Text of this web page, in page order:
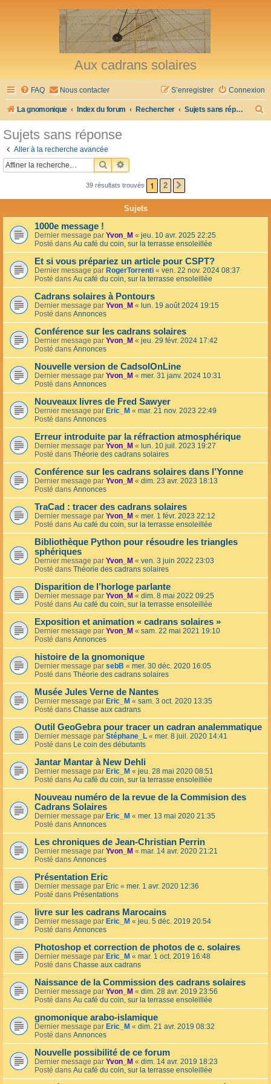
Aux cadrans solaires
FAQ Nous contacter Connexion
S’enregistrer
La gnomonique Index du forum Rechercher Sujets sans réponse
h
r
Sujets sans réponse
Aller à la recherche avancée
RECHERCHER
RECHERCHE AVANCÉE
39 résultats trouvés 1 2
Sujets
1000e message !
Dernier message par Yvon_M « jeu. 10 avr. 2025 22:25
Posté dans Au café du coin, sur la terrasse ensoleillée
Et si vous prépariez un article pour CSPT?
Dernier message par RogerTorrenti « ven. 22 nov. 2024 08:37
Posté dans Au café du coin, sur la terrasse ensoleillée
Cadrans solaires à Pontours
Dernier message par Yvon_M « lun. 19 août 2024 19:15
Posté dans Annonces
Conférence sur les cadrans solaires
Dernier message par Yvon_M « jeu. 29 févr. 2024 17:42
Posté dans Annonces
Nouvelle version de CadsolOnLine
Dernier message par Yvon_M « mer. 31 janv. 2024 10:31
Posté dans Annonces
Nouveaux livres de Fred Sawyer
Dernier message par Eric_M « mar. 21 nov. 2023 22:49
Posté dans Annonces
Erreur introduite par la réfraction atmosphérique
Dernier message par Yvon_M « lun. 10 juil. 2023 19:27
Posté dans Théorie des cadrans solaires
Conférence sur les cadrans solaires dans l’Yonne
Dernier message par Yvon_M « dim. 23 avr. 2023 18:13
Posté dans Annonces
TraCad : tracer des cadrans solaires
Dernier message par Yvon_M « mer. 1 févr. 2023 22:12
Posté dans Au café du coin, sur la terrasse ensoleillée
Bibliothèque Python pour résoudre les triangles
sphériques
Dernier message par Yvon_M « ven. 3 juin 2022 23:03
Posté dans Théorie des cadrans solaires
Disparition de l’horloge parlante
Dernier message par Yvon_M « dim. 8 mai 2022 09:25
Posté dans Au café du coin, sur la terrasse ensoleillée
Exposition et animation « cadrans solaires »
Dernier message par Yvon_M « sam. 22 mai 2021 19:10
Posté dans Annonces
histoire de la gnomonique
Dernier message par sebB « mer. 30 déc. 2020 16:05
Posté dans Théorie des cadrans solaires
Musée Jules Verne de Nantes
Dernier message par Eric_M « sam. 3 oct. 2020 13:35
Posté dans Chasse aux cadrans
Outil GeoGebra pour tracer un cadran analemmatique
Dernier message par Stéphane_L « mer. 8 juil. 2020 14:41
Posté dans Le coin des débutants
Jantar Mantar à New Dehli
Dernier message par Eric_M « jeu. 28 mai 2020 08:51
Posté dans Au café du coin, sur la terrasse ensoleillée
Nouveau numéro de la revue de la Commision des
Cadrans Solaires
Dernier message par Eric_M « mer. 13 mai 2020 21:35
Posté dans Annonces
Les chroniques de Jean-Christian Perrin
Dernier message par Yvon_M « mar. 14 avr. 2020 21:21
Posté dans Annonces
Présentation Eric
Dernier message par Eric « mer. 1 avr. 2020 12:36
Posté dans Présentations
livre sur les cadrans Marocains
Dernier message par Eric_M « jeu. 5 déc. 2019 20:54
Posté dans Annonces
Photoshop et correction de photos de c. solaires
Dernier message par Eric_M « mar. 1 oct. 2019 16:48
Posté dans Chasse aux cadrans
Naissance de la Commission des cadrans solaires
Dernier message par Yvon_M « dim. 28 avr. 2019 23:56
Posté dans Au café du coin, sur la terrasse ensoleillée
gnomonique arabo-islamique
Dernier message par Eric_M « dim. 21 avr. 2019 08:32
Posté dans Annonces
Nouvelle possibilité de ce forum
Dernier message par Yvon_M « dim. 14 avr. 2019 18:23
Posté dans Au café du coin, sur la terrasse ensoleillée